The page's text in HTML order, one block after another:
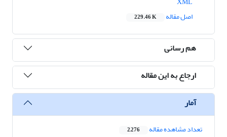
اصل مقاله
229.46 K
هم رسانی
ارجاع به این مقاله
آمار
تعداد مشاهده مقاله 2,276